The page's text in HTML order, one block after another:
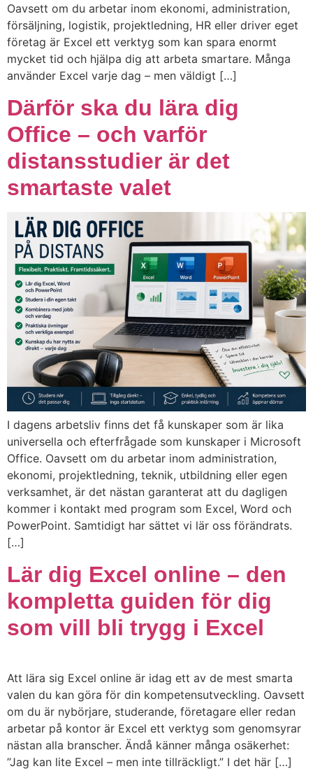
Oavsett om du arbetar inom ekonomi, administration,
försäljning, logistik, projektledning, HR eller driver eget
företag är Excel ett verktyg som kan spara enormt
mycket tid och hjälpa dig att arbeta smartare. Många
använder Excel varje dag – men väldigt […]
Därför ska du lära dig
Office – och varför
distansstudier är det
smartaste valet
I dagens arbetsliv finns det få kunskaper som är lika
universella och efterfrågade som kunskaper i Microsoft
Office. Oavsett om du arbetar inom administration,
ekonomi, projektledning, teknik, utbildning eller egen
verksamhet, är det nästan garanterat att du dagligen
kommer i kontakt med program som Excel, Word och
PowerPoint. Samtidigt har sättet vi lär oss förändrats.
[…]
Lär dig Excel online – den
kompletta guiden för dig
som vill bli trygg i Excel
Att lära sig Excel online är idag ett av de mest smarta
valen du kan göra för din kompetensutveckling. Oavsett
om du är nybörjare, studerande, företagare eller redan
arbetar på kontor är Excel ett verktyg som genomsyrar
nästan alla branscher. Ändå känner många osäkerhet:
”Jag kan lite Excel – men inte tillräckligt.” I det här […]